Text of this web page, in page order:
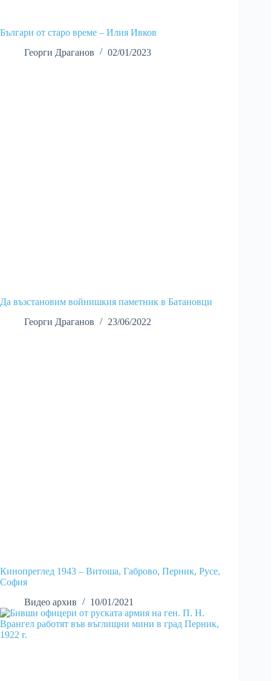
Българи от старо време – Илия Ивков
Георги Драганов
02/01/2023
Да възстановим войнишкия паметник в Батановци
Георги Драганов
23/06/2022
Кинопреглед 1943 – Витоша, Габрово, Перник, Русе,
София
Видео архив
10/01/2021